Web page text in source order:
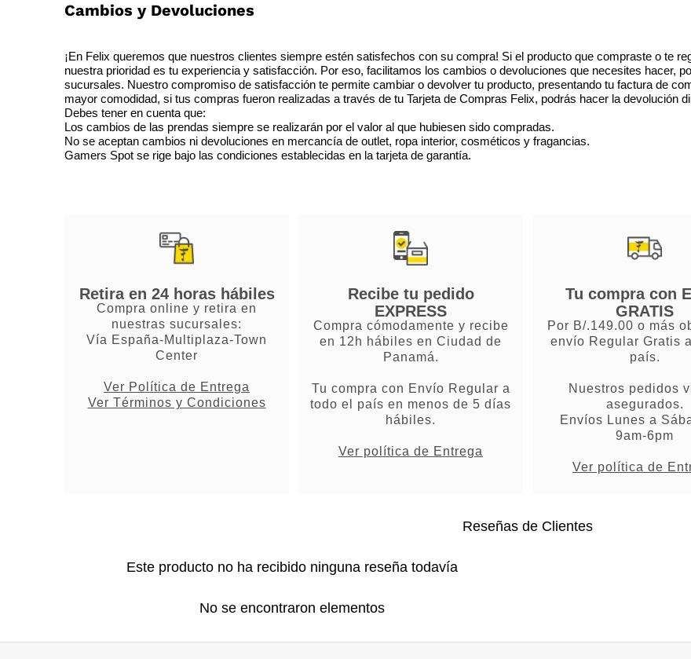
Cambios y Devoluciones
¡En Felix queremos que nuestros clientes siempre estén satisfechos con su compra! Si el producto que compraste o te
nuestra prioridad es tu experiencia y satisfacción. Por eso, facilitamos los cambios o devoluciones que necesites hacer,
sucursales. Nuestro compromiso de satisfacción te permite cambiar o devolver tu producto, presentando tu factura de
mayor comodidad, si tus compras fueron realizadas a través de tu Tarjeta de Compras Felix, podrás hacer la devolución
Debes tener en cuenta que:
Los cambios de las prendas siempre se realizarán por el valor al que hubiesen sido compradas.
No se aceptan cambios ni devoluciones en mercancía de outlet, ropa interior, cosméticos y fragancias.
Gamers Spot se rige bajo las condiciones establecidas en la tarjeta de garantía.
Retira en 24 horas hábiles
Compra online y retira en
nuestras sucursales:
Vía España-Multiplaza-Town
Center
Ver Política de Entrega
Ver Términos y Condiciones
Recibe tu pedido
EXPRESS
Compra cómodamente y recibe
en 12h hábiles en Ciudad de
Panamá.
Tu compra con Envío Regular a
todo el país en menos de 5 días
hábiles.
Ver política de Entrega
Tu compra con
GRATIS
Por B/.149.00 o más
envío Regular Gratis
país.
Nuestros pedidos
asegurados.
Envíos Lunes a
9am-6pm
Ver política de
Reseñas de Clientes
Este producto no ha recibido ninguna reseña todavía
No se encontraron elementos